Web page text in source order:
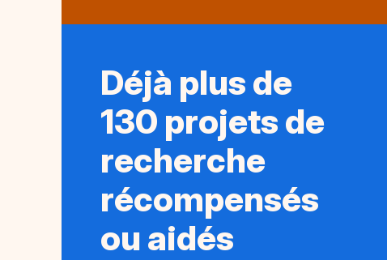
Déjà plus de
130 projets de
recherche
récompensés
ou aidés